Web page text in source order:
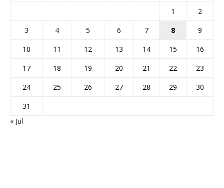
1
2
3
4 5 6 7 8
9
10
11 12 13 14 15
16
17
18 19 20 21 22
23
24
25 26 27 28 29
30
31
« Jul